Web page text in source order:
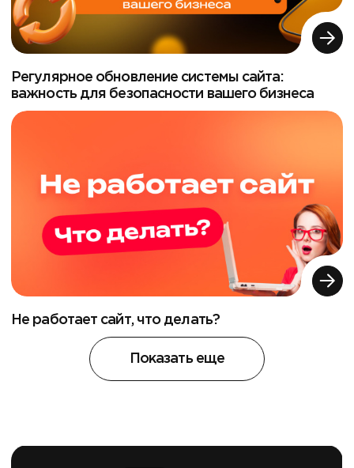
Регулярное обновление системы сайта:
важность для безопасности вашего бизнеса
Не работает сайт, что делать?
Показать еще